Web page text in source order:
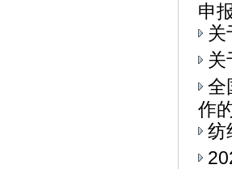
申
关
关
全
作
纺